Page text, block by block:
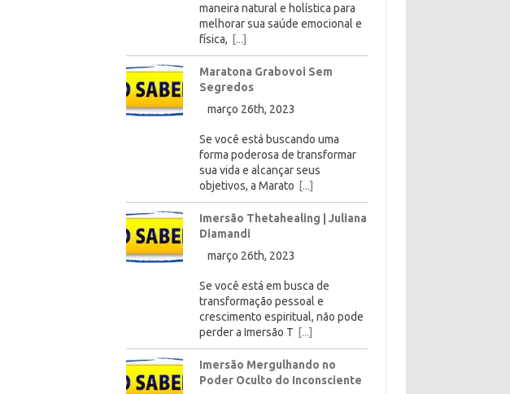
maneira natural e holística para
melhorar sua saúde emocional e
física, [...]
Maratona Grabovoi Sem
Segredos
março 26th, 2023
Se você está buscando uma
forma poderosa de transformar
sua vida e alcançar seus
objetivos, a Marato [...]
Imersão Thetahealing | Juliana
Diamandi
março 26th, 2023
Se você está em busca de
transformação pessoal e
crescimento espiritual, não pode
perder a Imersão T [...]
Imersão Mergulhando no
Poder Oculto do Inconsciente